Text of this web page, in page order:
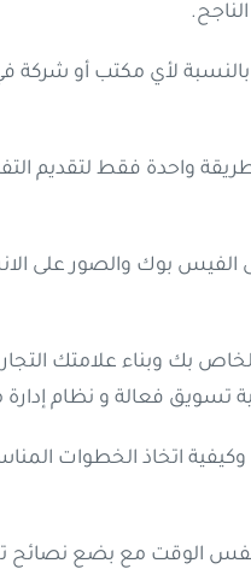
لأي مكتب أو شركة
طريقة واحدة فقط لتقديم
بوك والصور على
بك وبناء علامتك
تسويق فعالة و نظام
اتخاذ الخطوات
وبنفس الوقت مع بضع